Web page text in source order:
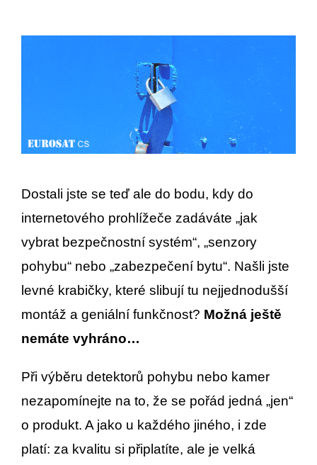
Dostali jste se teď ale do bodu, kdy do
internetového prohlížeče zadáváte „jak
vybrat bezpečnostní systém“, „senzory
pohybu“ nebo „zabezpečení bytu“. Našli jste
levné krabičky, které slibují tu nejjednodušší
montáž a geniální funkčnost? Možná ještě
nemáte vyhráno…
Při výběru detektorů pohybu nebo kamer
nezapomínejte na to, že se pořád jedná „jen“
o produkt. A jako u každého jiného, i zde
platí: za kvalitu si připlatíte, ale je velká